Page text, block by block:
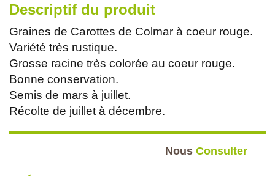
Descriptif du produit
Graines de Carottes de Colmar à coeur rouge.
Variété très rustique.
Grosse racine très colorée au coeur rouge.
Bonne conservation.
Semis de mars à juillet.
Récolte de juillet à décembre.
Nous Consulter